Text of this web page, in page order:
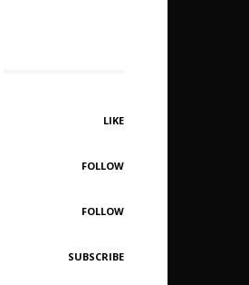
LIKE
FOLLOW
FOLLOW
SUBSCRIBE